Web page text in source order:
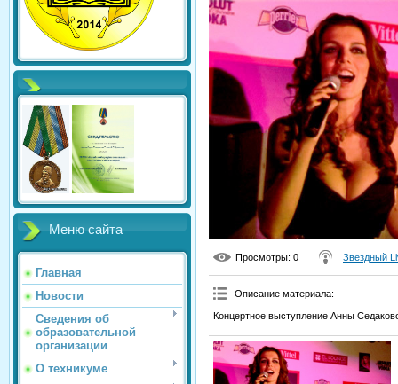
Меню сайта
Главная
Новости
Сведения об
образовательной
организации
О техникуме
Просмотры: 0 Звездный
Описание материала:
Концертное выступление Анны